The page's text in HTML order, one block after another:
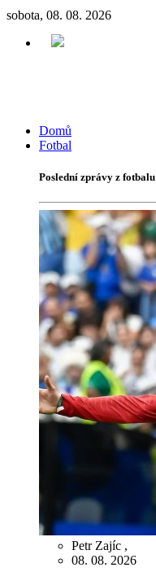
sobota, 08. 08. 2026
Domů
Fotbal
Poslední zprávy z fotbalu
Petr Zajíc ,
08. 08. 2026